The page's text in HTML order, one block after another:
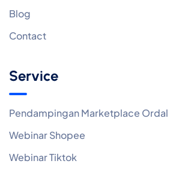
Blog
Contact
Service
Pendampingan Marketplace Ordal
Webinar Shopee
Webinar Tiktok